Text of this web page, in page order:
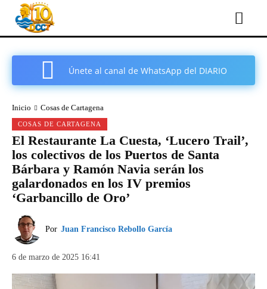
Únete al canal de WhatsApp del DIARIO
Inicio Cosas de Cartagena
COSAS DE CARTAGENA
El Restaurante La Cuesta, ‘Lucero Trail’,
los colectivos de los Puertos de Santa
Bárbara y Ramón Navia serán los
galardonados en los IV premios
‘Garbancillo de Oro’
Por Juan Francisco Rebollo García
6 de marzo de 2025 16:41